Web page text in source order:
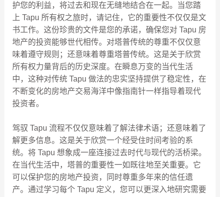
护您的利益，将过去和现在无缝地结合在一起。当您踏
上 Tapu 所有权之旅时，请记住，它的重要性不仅仅是文
书工作。这份珍贵的文件是您的承诺，确保您对 Tapu 房
地产的投资能够世代相传。对塔普传统的尊重不仅仅意
味着遵守规则；还意味着尊重塔普传统。这是关于欣赏
所有权力量背后的历史深度。在瞬息万变的当代生活
中，这种对传统 Tapu 做法的忠实坚持提供了稳定性，在
不断变化的房地产交易海洋中像指南针一样指导着现代
投资者。
驾驭 Tapu 流程不仅仅意味着了解法律术语；还意味着了
解更多信息。这是关于欣赏一个经受住时间考验的系
统。将 Tapu 想象成一座连接过去时代与现代的活桥梁。
在当代生活中，塔普的重要性一如既往地至关重要。它
可以保护您的房地产投资，同时尊重多年来的信任遗
产。通过学习每个 Tapu 定义，您可以更深入地研究需要